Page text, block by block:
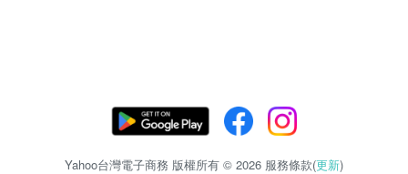
Yahoo台灣電子商務 版權所有 © 2026 服務條款(更新)